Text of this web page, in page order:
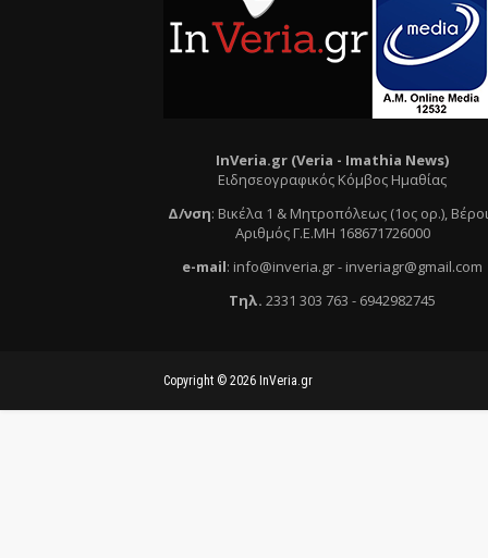
InVeria.gr (Veria - Ιmathia News)
Ειδησεογραφικός Κόμβος Ημαθίας
Δ/νση: Βικέλα 1 & Μητροπόλεως (1ος ορ.),
Αριθμός Γ.Ε.ΜΗ 168671726000
e-mail: info@inveria.gr- inveriagr@gmail.com
Τηλ. 2331 303 763 - 6942982745
Copyright © 2026 InVeria.gr